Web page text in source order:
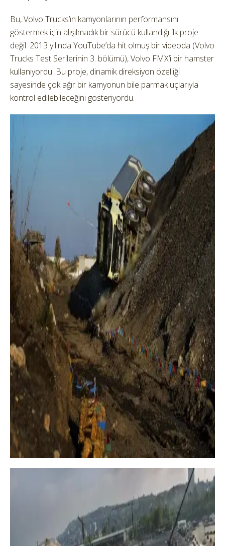
Bu, Volvo Trucks’ın kamyonlarının performansını
göstermek için alışılmadık bir sürücü kullandığı ilk proje
değil. 2013 yılında YouTube’da hit olmuş bir videoda (Volvo
Trucks Test Serilerinin 3. bölümü), Volvo FMX’i bir hamster
kullanıyordu. Bu proje, dinamik direksiyon özelliği
sayesinde çok ağır bir kamyonun bile parmak uçlarıyla
kontrol edilebileceğini gösteriyordu.